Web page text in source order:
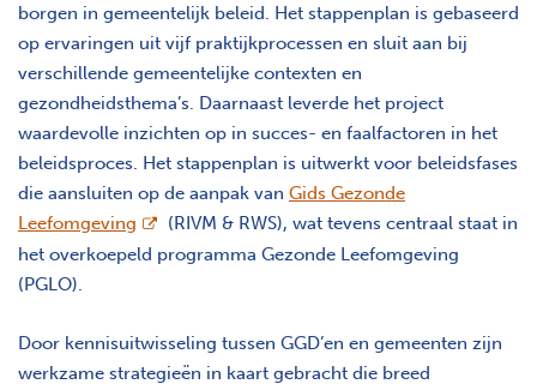
borgen in gemeentelijk beleid. Het stappenplan is gebaseerd
op ervaringen uit vijf praktijkprocessen en sluit aan bij
verschillende gemeentelijke contexten en
gezondheidsthema’s. Daarnaast leverde het project
waardevolle inzichten op in succes- en faalfactoren in het
beleidsproces. Het stappenplan is uitwerkt voor beleidsfases
die aansluiten op de aanpak van Gids Gezonde
Leefomgeving opent nieuw scherm
(RIVM & RWS), wat tevens centraal staat in
het overkoepeld programma Gezonde Leefomgeving
(PGLO).
Door kennisuitwisseling tussen GGD’en en gemeenten zijn
werkzame strategieën in kaart gebracht die breed